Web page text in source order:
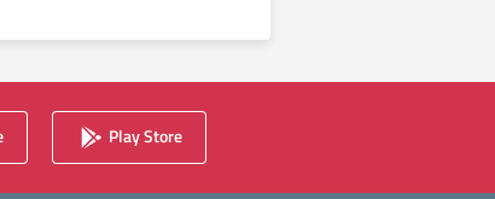
Play Store